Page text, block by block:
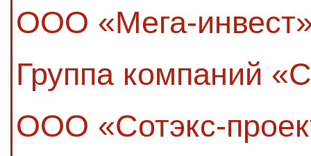
ООО «Мега-
Группа компаний
ООО «Сотэкс-